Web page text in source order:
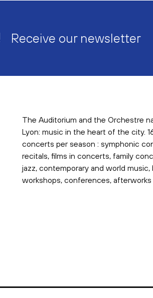
Receive our newsletter
The Auditorium and the Orchestre
Lyon: music in the heart of the city.
concerts per season : symphonic
recitals, films in concerts, family
jazz, contemporary and world music,
workshops, conferences, afterworks ...